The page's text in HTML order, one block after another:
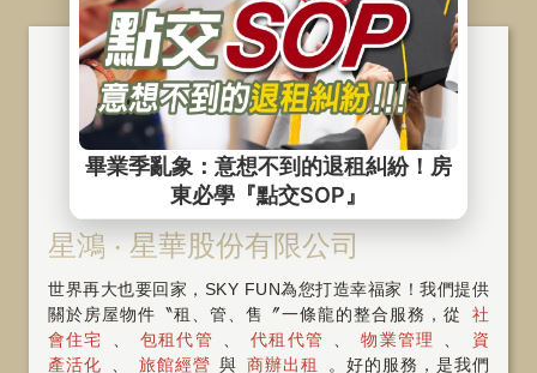
星鴻 ‧ 星華股份有限公司
世界再大也要回家，SKY FUN為您打造幸福家！我們提供
關於房屋物件〝租、管、售〞一條龍的整合服務，從
社
會住宅
、 包租代管 、 代租代管 、 物業管理 、
資
產活化
、 旅館經營 與 商辦出租
。好的服務，是我們